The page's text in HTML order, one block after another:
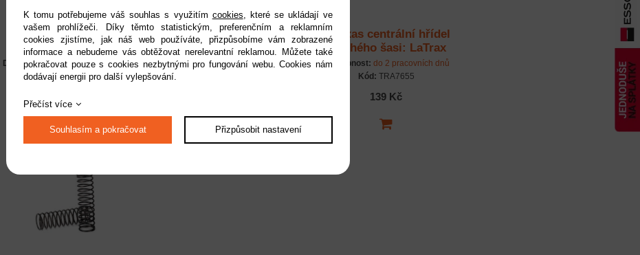
Traxxas šasi dlouhé:
LaTrax
Dostupnost: do 2 pracovních dnů
Kód:TRA7622
Traxxas horní část
dlouhého šasi, držák
baterie: LaTrax
Dostupnost: do 2 pracovních dnů
Traxxas centrální hřídel
dlouhého šasi: LaTrax
Dostupnost: do 2 pracovních dnů
Kód: TRA7655
139 Kč
K tomu potřebujeme váš souhlas s využitím cookies , které se ukládají ve
vašem prohlížeči. Díky těmto statistickým, preferenčním a reklamním
cookies zjistíme, jak náš web používáte, přizpůsobíme vám zobrazené
informace a nebudeme vás obtěžovat nerelevantní reklamou. Můžete také
pokračovat pouze s cookies nezbytnými pro fungování webu. Cookies nám
dodávají energii pro další vylepšování.
Přečíst více
Souhlasím a pokračovat Přizpůsobit nastavení